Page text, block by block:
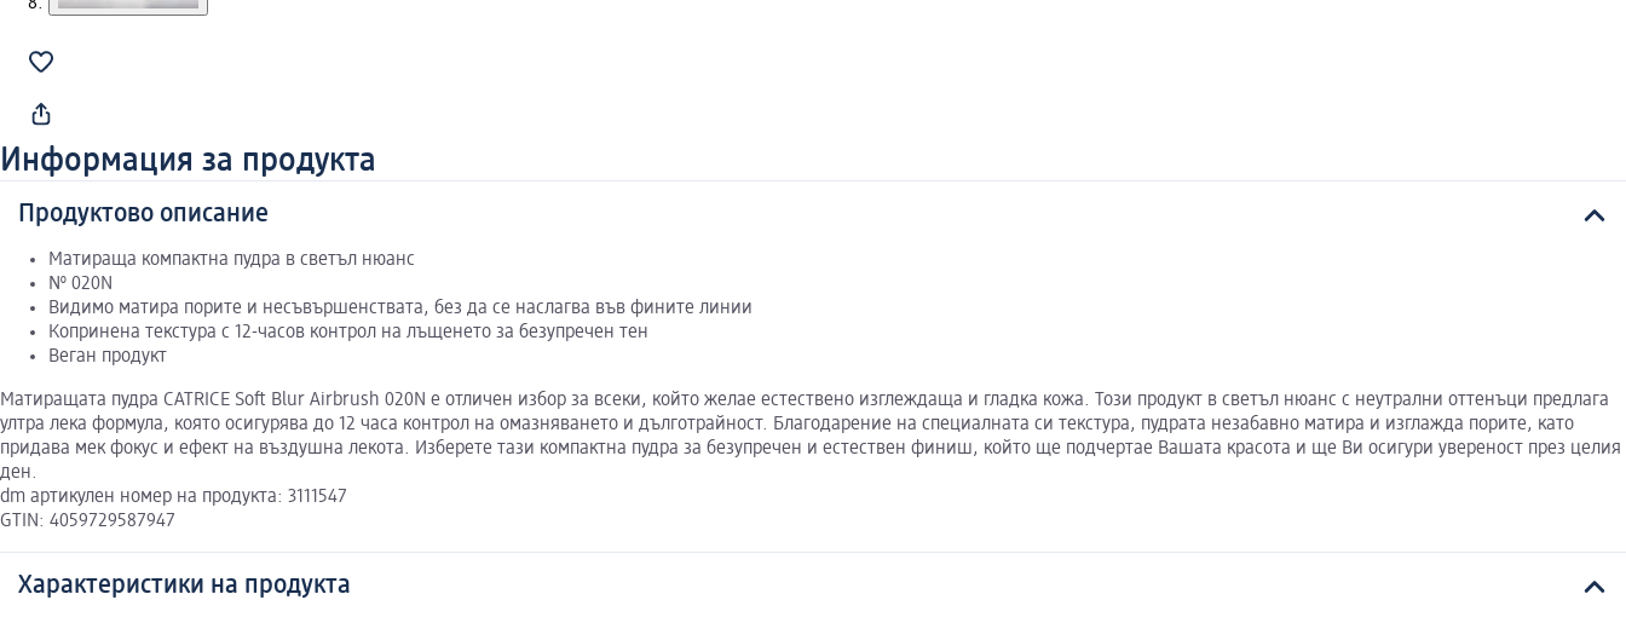
Информация за продукта
Продуктово описание
Матираща компактна пудра в светъл нюанс
№ 020N
Видимо матира порите и несъвършенствата, без да се наслагва във фините линии
Копринена текстура с 12-часов контрол на лъщенето за безупречен тен
Веган продукт
Матиращата пудра CATRICE Soft Blur Airbrush 020N е отличен избор за всеки, който желае естествено изглеждаща и гладка кожа. Този продукт в светъл нюанс с неутрални оттенъци предлага
ултра лека формула, която осигурява до 12 часа контрол на омазняването и дълготрайност. Благодарение на специалната си текстура, пудрата незабавно матира и изглажда порите, като
придава мек фокус и ефект на въздушна лекота. Изберете тази компактна пудра за безупречен и естествен финиш, който ще подчертае Вашата красота и ще Ви осигури увереност през целия
ден.
dm артикулен номер на продукта: 3111547
GTIN: 4059729587947
Характеристики на продукта